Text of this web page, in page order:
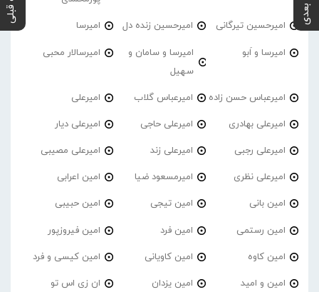
امیرحسین تیرگانی امیرحسین زنده دل امیرسا
امیرسا و اَبو
امیرسا و سامان و
سهیل
امیرسالار محبی
امیرعباس حسن زاده امیرعباس گلاب امیرعلی
امیرعلی بهادری امیرعلی حاجی امیرعلی دیار
امیرعلی رجبی امیرعلی زند امیرعلی مصیبی
امیرعلی نظری امیرمسعود ضیا امین اعرابی
امین بانی امین تیجی امین حبیبی
امین رستمی امین فرد امین فیروزپور
امین کاوه امین کاویانی امین کیسی و فرد
امین و امید امین یزدان ان زی اس تو